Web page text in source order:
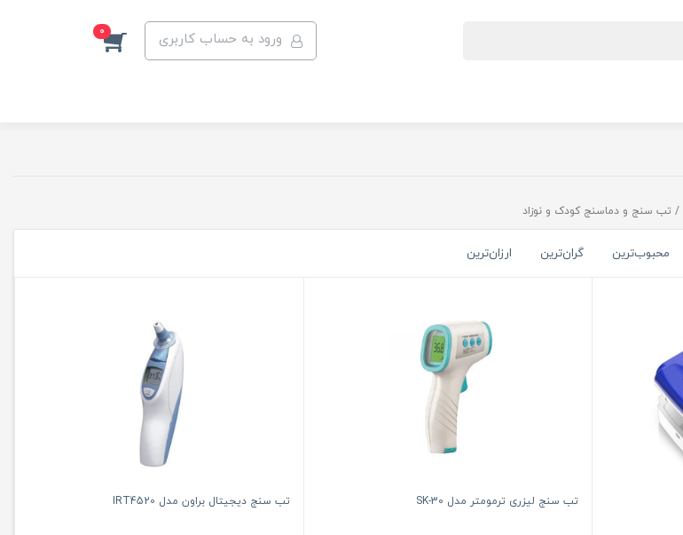
ورود به حساب کاربری 0
تب سنج و دماسنج کودک و نوزاد
محبوب‌ترین گران‌ترین ارزان‌ترین
تب سنج لیزری ترمومتر مدل SK-30 تب سنج دیجیتال براون مدل IRT4520